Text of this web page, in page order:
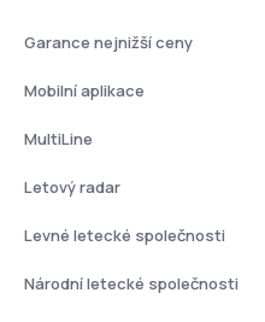
Garance nejnižší ceny
Mobilní aplikace
MultiLine
Letový radar
Levné letecké společnosti
Národní letecké společnosti